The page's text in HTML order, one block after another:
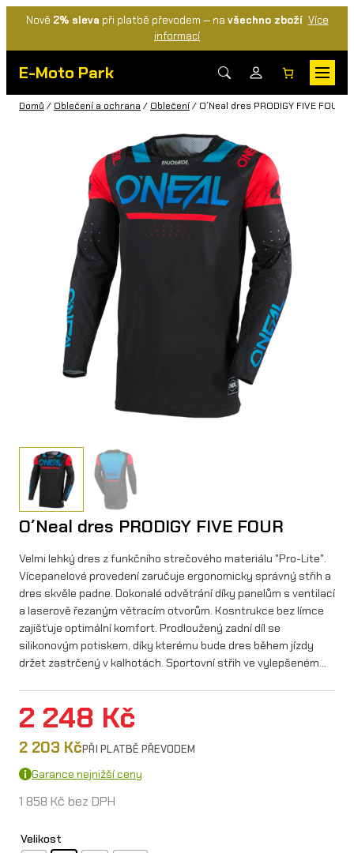
Nově 2% sleva při platbě převodem — na všechno zboží Více
informací
E-Moto Park
Domů / Oblečení a ochrana / Oblečení/ O´Neal dres PRODIGY FIVE FOUR
O´Neal dres PRODIGY FIVE FOUR
Velmi lehký dres z funkčního strečového materiálu "Pro-Lite".
Vícepanelové provedení zaručuje ergonomicky správný střih a
dres skvěle padne. Dokonalé odvětrání díky panelům s ventilací
a laserově řezaným větracím otvorům. Kosntrukce bez límce
zajišťuje optimální komfort. Prodloužený zadní díl se
silikonovým potiskem, díky kterému bude dres během jízdy
držet zastrčený v kalhotách. Sportovní střih ve vylepšeném…
2 248 Kč
2 203 KčPŘI PLATBĚ PŘEVODEM
Garance nejnižší ceny
1 858 Kč bez DPH
Velikost